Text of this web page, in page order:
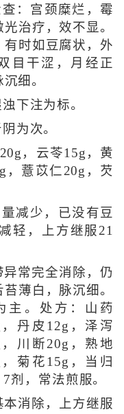
：宫颈糜烂，霉
治疗，效不显。
时如豆腐状，外
目干涩，月经正
细。
下注为标。
为次。
，云苓15g，黄
，薏苡仁20g，芡
减少，已没有豆
轻，上方继服21
常完全消除，仍
薄白，脉沉细。
主。处方：山药
丹皮12g，泽泻
川断20g，熟地
菊花15g，当归
剂，常法煎服。
消除，上方继服